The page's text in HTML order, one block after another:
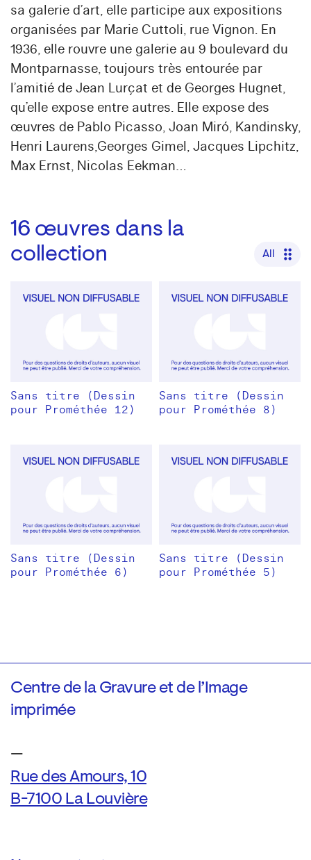
sa galerie d’art, elle participe aux expositions
organisées par Marie Cuttoli, rue Vignon. En
1936, elle rouvre une galerie au 9 boulevard du
Montparnasse, toujours très entourée par
l’amitié de Jean Lurçat et de Georges Hugnet,
qu’elle expose entre autres. Elle expose des
œuvres de Pablo Picasso, Joan Miró, Kandinsky,
Henri Laurens,Georges Gimel, Jacques Lipchitz,
Max Ernst, Nicolas Eekman…
16 œuvres dans la
collection
All
Sans titre (Dessin
pour Prométhée 12)
Sans titre (Dessin
pour Prométhée 8)
Sans titre (Dessin
pour Prométhée 6)
Sans titre (Dessin
pour Prométhée 5)
Centre de la Gravure et de l’Image
imprimée
—
Rue des Amours, 10
B-7100 La Louvière